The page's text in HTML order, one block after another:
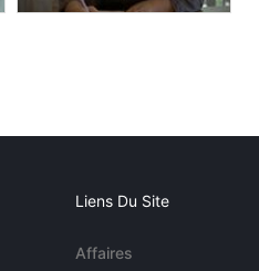
Liens Du Site
Affaires